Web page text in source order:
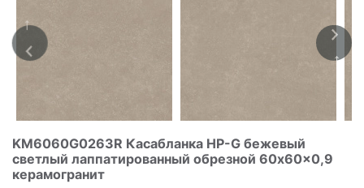
KM6060G0263R Касабланка HP-G бежевый
светлый лаппатированный обрезной 60x60x0,9
керамогранит